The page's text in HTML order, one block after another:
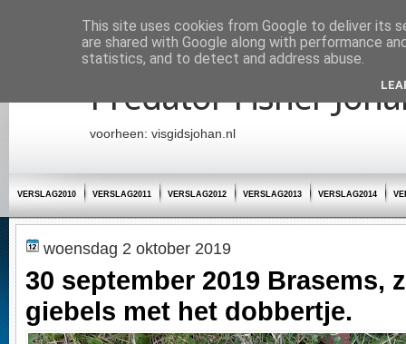
Startpagina
Predator Fisher
voorheen: visgidsjohan.nl
VERSLAG2010 VERSLAG2011 VERSLAG2012 VERSLAG2013 VERSLAG2014
woensdag 2 oktober 2019
30 september 2019 Brasems,
giebels met het dobbertje.
This site uses cookies from Google to deliver its
are shared with Google along with performance
statistics, and to detect and address abuse.